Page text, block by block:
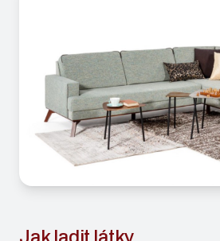
Jak ladit látky